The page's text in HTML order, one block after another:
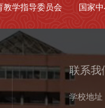
教学指导委员会 国家
联系我
学校地址